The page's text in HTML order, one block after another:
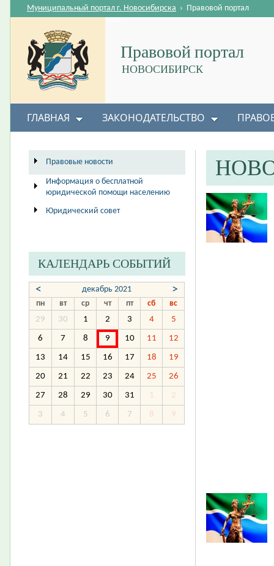
Правовой портал
НОВОСИБИРСК
Муниципальный портал г. Новосибирска › Правовой портал
ГЛАВНАЯ ЗАКОНОДАТЕЛЬСТВО
Правовые новости
Информация о бесплатной
юридической помощи населению
Юридический совет
КАЛЕНДАРЬ СОБЫТИЙ
< декабрь 2021 >
пн вт ср чт пт сб
вс
29
30 1 2 3 4 5
6 7 8 9 10 11 12
13 14 15 16 17 18 19
20 21 22 23 24 25 26
27 28 29 30 31 1 2
3 4 5 6 7 8 9